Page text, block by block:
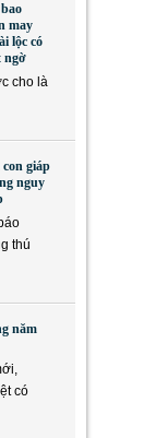
may
lộc có
ngờ
cho là
giáp
nguy
thú
năm
có